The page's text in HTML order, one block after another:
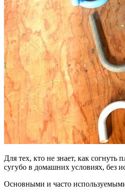
Для тех, кто не знает, как
сугубо в домашних условиях, без
Основными и часто